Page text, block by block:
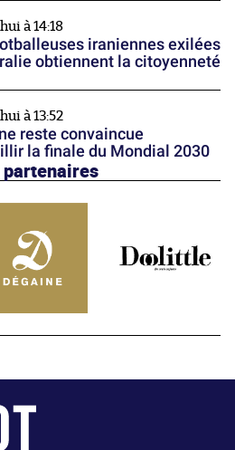
à 14:18
iraniennes exilées
obtiennent la citoyenneté
à 13:52
reste convaincue
la finale du Mondial 2030
partenaires